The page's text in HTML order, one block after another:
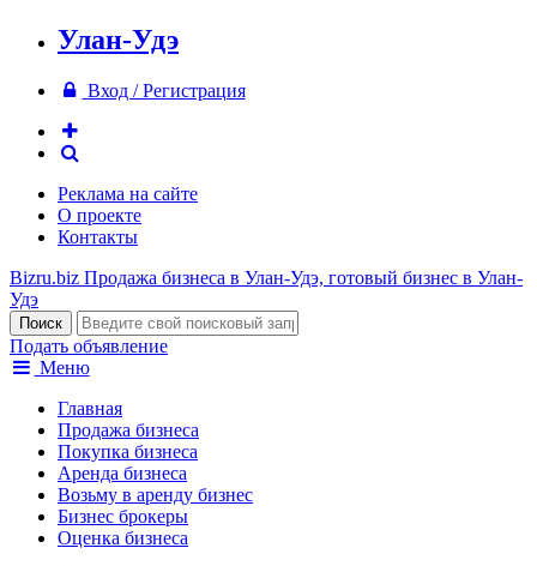
Улан-Удэ
Вход / Регистрация
Реклама на сайте
О проекте
Контакты
Bizru.biz Продажа бизнеса в Улан-Удэ, готовый бизнес в Улан-
Удэ
Подать объявление
Меню
Главная
Продажа бизнеса
Покупка бизнеса
Аренда бизнеса
Возьму в аренду бизнес
Бизнес брокеры
Оценка бизнеса